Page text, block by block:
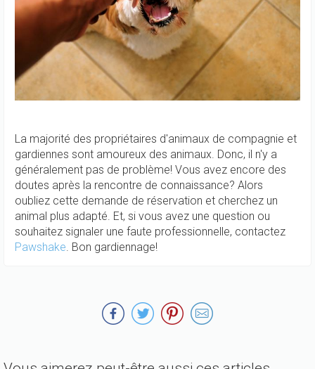
La majorité des propriétaires d'animaux de compagnie et
gardiennes sont amoureux des animaux. Donc, il n'y a
généralement pas de problème! Vous avez encore des
doutes après la rencontre de connaissance? Alors
oubliez cette demande de réservation et cherchez un
animal plus adapté. Et, si vous avez une question ou
souhaitez signaler une faute professionnelle, contactez
Pawshake. Bon gardiennage!